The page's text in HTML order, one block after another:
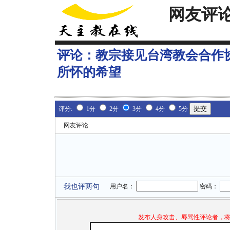
网友评
评论： 教宗接见台湾教会合作
所怀的希望
评分: 1分 2分 3分 4分 5分
网友评论
我也评两句 用户名： 密码：
发布人身攻击、辱骂性评论者，